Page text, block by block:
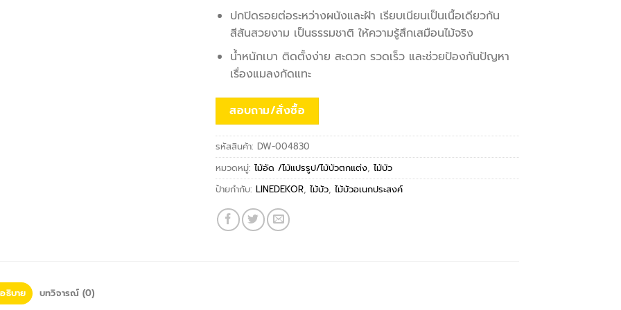
ปกปิดรอยต่อระหว่างผนังและฝ้า เรียบเนียนเป็นเนื้อเดียวกัน
สีสันสวยงาม เป็นธรรมชาติ ให้ความรู้สึกเสมือนไม้จริง
น้ำหนักเบา ติดตั้งง่าย สะดวก รวดเร็ว และช่วยป้องกันปัญหา
เรื่องแมลงกัดแทะ
สอบถาม/สั่งซื้อ
รหัสสินค้า:DW-004830
หมวดหมู่:ไม้อัด /ไม้แปรรูป/ไม้บัวตกแต่ง,ไม้บัว
ป้ายกำกับ:LINEDEKOR,ไม้บัว,ไม้บัวอเนกประสงค์
ธิบาย บทวิจารณ์ (0)